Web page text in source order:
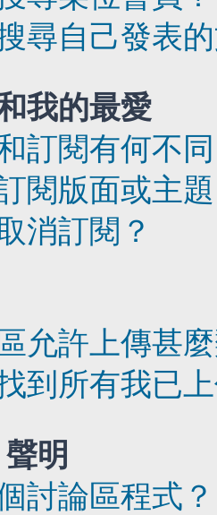
尋自己發表
我的最愛
訂閱有何不
閱版面或主
消訂閱？
允許上傳甚
到所有我已
明
討論區程式？